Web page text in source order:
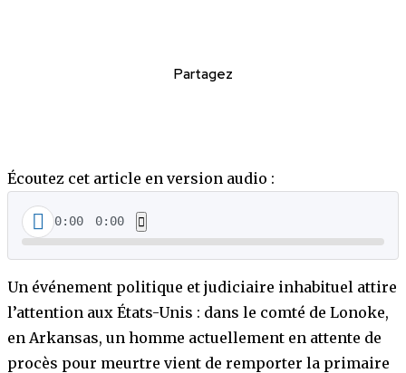
Partagez
Écoutez cet article en version audio :
0:00 0:00
Un événement politique et judiciaire inhabituel attire
l’attention aux États-Unis : dans le comté de Lonoke,
en Arkansas, un homme actuellement en attente de
procès pour meurtre vient de remporter la primaire